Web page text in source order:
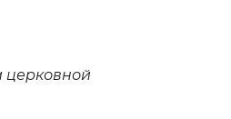
церковной